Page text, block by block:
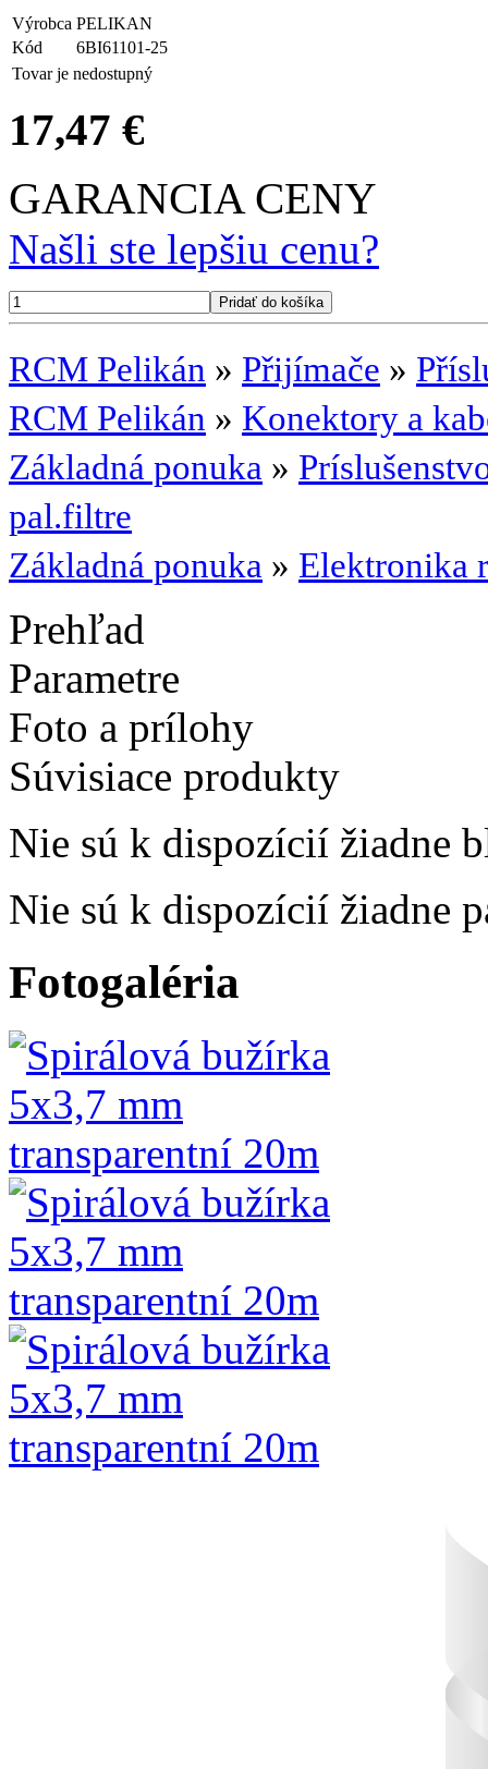
Výrobca PELIKAN
Kód
6BI61101-25
Tovar je nedostupný
17,47 €
GARANCIA CENY
Našli ste lepšiu cenu?
RCM Pelikán » Přijímače »
RCM Pelikán » Konektory a
Základná ponuka »
pal.filtre
Základná ponuka » Elektronika
Prehľad
Parametre
Foto a prílohy
Súvisiace produkty
Nie sú k dispozícií žiadne
Nie sú k dispozícií žiadne
Fotogaléria